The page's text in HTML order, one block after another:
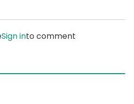
Sign into comment